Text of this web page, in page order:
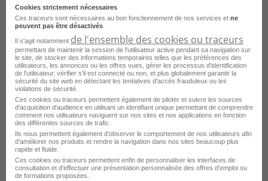
Chargé d'Affaires - Intérim Terrain BTP -
Logistique - Industrie - Aix-En-Provence
H/F
Aix-en-Provence - 13
Intérim
Mistertemp'
Publié le 28 juillet 2026
Cookies strictement nécessaires
Ces traceurs sont nécessaires au bon fonctionnement de nos services et ne
peuvent pas être désactivés
Il s'agit notamment de l'ensemble des cookies ou traceurs
permettant de maintenir la session de l'utilisateur active pendant sa navigation sur
le site, de stocker des informations temporaires telles que les préférences des
utilisateurs, les annonces ou les offres vues, gérer les processus d'identification
de l'utilisateur, vérifier s'il est connecté ou non, et plus globalement garantir la
sécurité du site web en détectant les tentatives d'accès frauduleux ou les
violations de sécurité.
Ces cookies ou traceurs permettent également de piloter et suivre les sources
d'acquisition d'audience en utilisant un identifiant unique permettant de comprendre
comment nos utilisateurs naviguent sur nos sites et nos applications en fonction
des différentes sources de trafic.
Ils nous permettent également d’observer le comportement de nos utilisateurs afin
d'améliorer nos produits et rendre la navigation dans nos sites beaucoup plus
rapide et fluide.
Ces cookies ou traceurs permettent enfin de personnaliser les interfaces de
consultation et d'effectuer une présentation personnalisée des offres d'emploi ou
de formations proposées.